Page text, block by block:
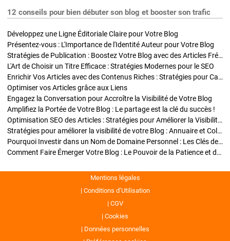
12 conseils pour bien débuter son blog et booster son trafic
Développez une Ligne Éditoriale Claire pour Votre Blog
Présentez-vous : L'Importance de l'Identité Auteur pour Votre Blog
Stratégies de Publication : Boostez Votre Blog avec des Articles Fréquents et Exclusifs
L'Art de Choisir un Titre Efficace : Stratégies Modernes pour le SEO
Enrichir Vos Articles avec des Contenus Riches : Stratégies pour Captiver et Optimiser
Optimiser vos Articles grâce aux Liens
Engagez la Conversation pour Accroître la Visibilité de Votre Blog
Amplifiez la Portée de Votre Blog : Le partage est la clé du succès !
Optimisation SEO des Articles : Stratégies pour Améliorer la Visibilité de Votre Blog
Stratégies pour améliorer la visibilité de votre Blog : Annuaire et Collaborations
Pourquoi Investir dans un Nom de Domaine Personnel : Les Clés de la Réussite de Votre Blog
Comment Faire Émerger Votre Blog : Le Pouvoir de la Patience et de la Persévérance
Mentions légales
Conditions d’Utilisation
CGV
Cookies
Données personnelles